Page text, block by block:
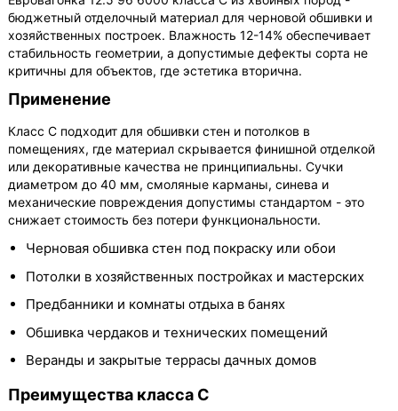
бюджетный отделочный материал для черновой обшивки и
хозяйственных построек. Влажность 12-14% обеспечивает
стабильность геометрии, а допустимые дефекты сорта не
критичны для объектов, где эстетика вторична.
Применение
Класс С подходит для обшивки стен и потолков в
помещениях, где материал скрывается финишной отделкой
или декоративные качества не принципиальны. Сучки
диаметром до 40 мм, смоляные карманы, синева и
механические повреждения допустимы стандартом - это
снижает стоимость без потери функциональности.
Черновая обшивка стен под покраску или обои
Потолки в хозяйственных постройках и мастерских
Предбанники и комнаты отдыха в банях
Обшивка чердаков и технических помещений
Веранды и закрытые террасы дачных домов
Преимущества класса С